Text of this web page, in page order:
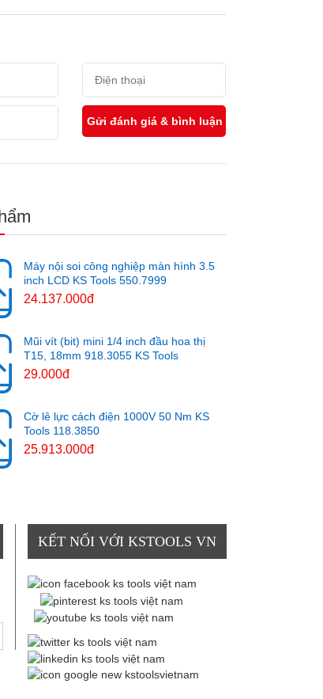
Máy nội soi công nghiệp màn hình 3.5
inch LCD KS Tools 550.7999
24.137.000đ
Mũi vít (bit) mini 1/4 inch đầu hoa thị
T15, 18mm 918.3055 KS Tools
29.000đ
Cờ lê lực cách điện 1000V 50 Nm KS
Tools 118.3850
25.913.000đ
KẾT NỐI VỚI KSTOOLS VN